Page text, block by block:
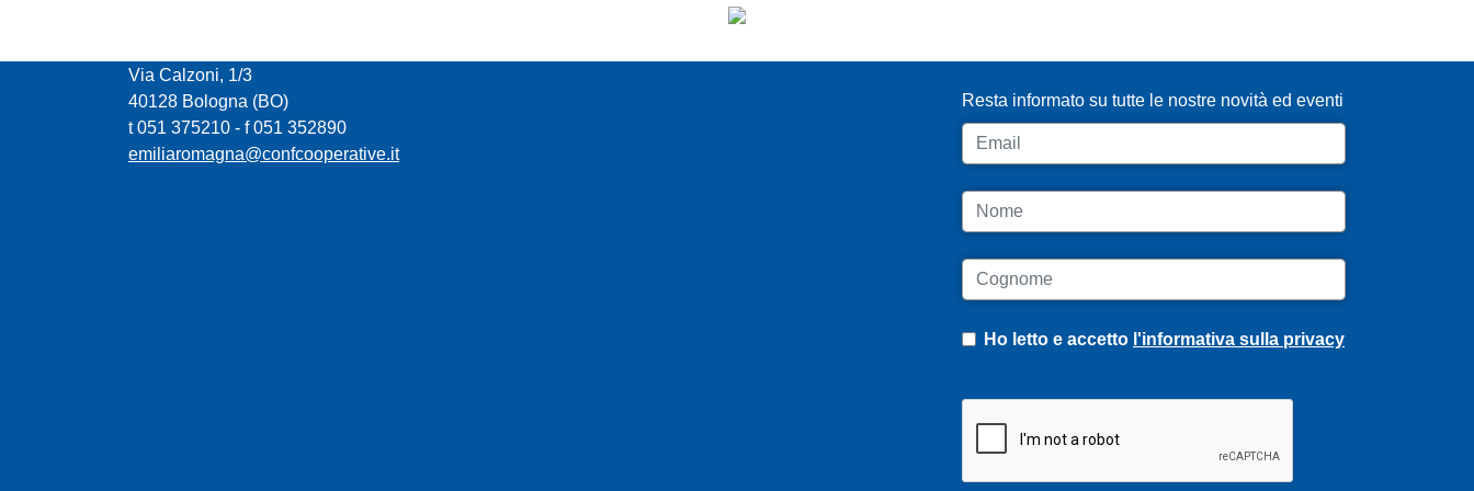
Resta informato su tutte le nostre novità ed eventi
Email
Nome
Cognome
Ho letto e accetto l'informativa sulla privacy
Via Calzoni, 1/3
40128 Bologna (BO)
t 051 375210 - f 051 352890
emiliaromagna@confcooperative.it